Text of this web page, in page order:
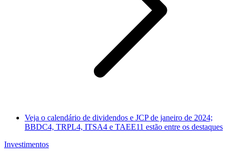
Veja o calendário de dividendos e JCP de janeiro de 2024;
BBDC4, TRPL4, ITSA4 e TAEE11 estão entre os destaques
Investimentos